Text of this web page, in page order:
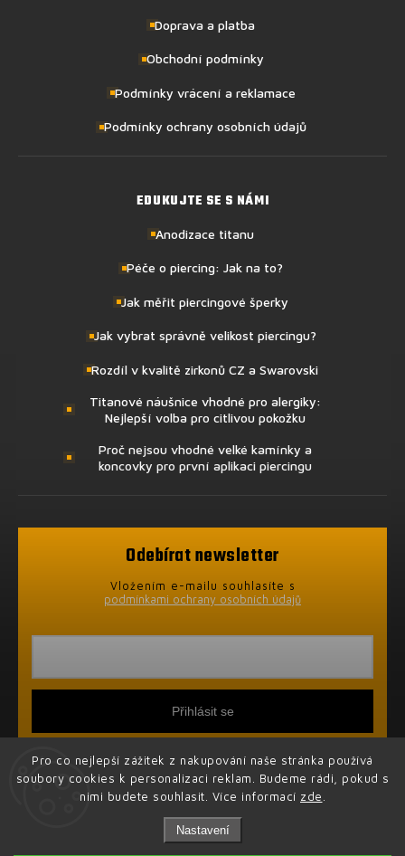
Pro co nejlepší zážitek z nakupování naše stránka používá
soubory cookies k personalizaci reklam. Budeme rádi, pokud s
nimi budete souhlasit. Více informací zde
Nastavení
Doprava a platba
Obchodní podmínky
Podmínky vrácení a reklamace
Podmínky ochrany osobních údajů
EDUKUJTE SE S NÁMI
Anodizace titanu
Péče o piercing: Jak na to?
Jak měřit piercingové šperky
Jak vybrat správně velikost piercingu?
Rozdíl v kvalitě zirkonů CZ a Swarovski
Titanové náušnice vhodné pro alergiky:
Nejlepší volba pro citlivou pokožku
Proč nejsou vhodné velké kamínky a
koncovky pro první aplikaci piercingu
Odebírat newsletter
Vložením e-mailu souhlasíte s
podmínkami ochrany osobních údajů
Přihlásit se